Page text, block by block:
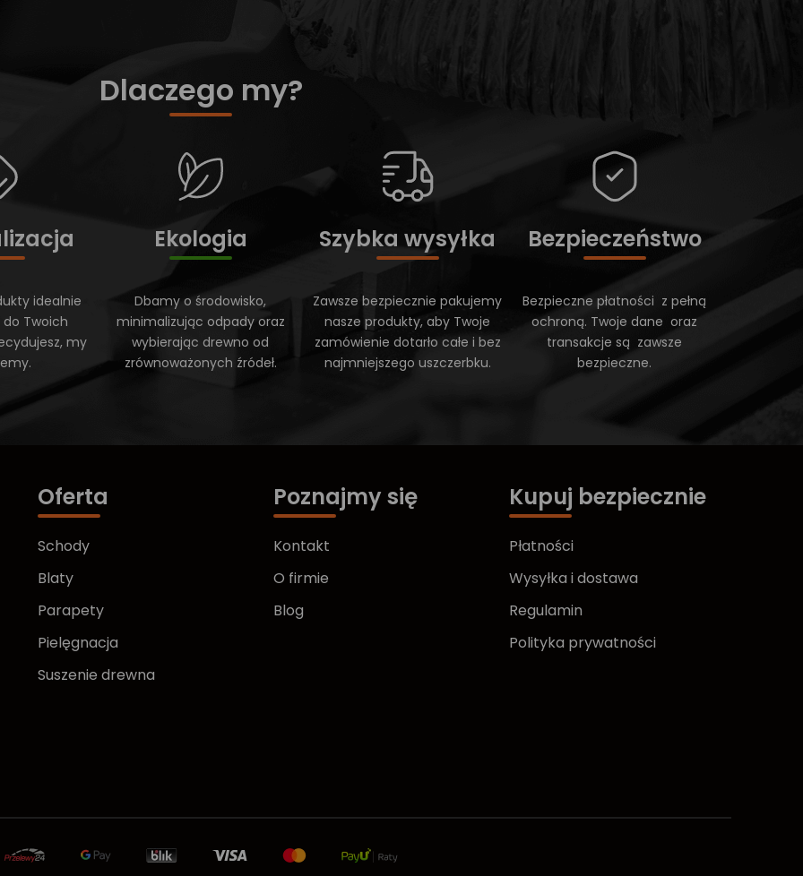
Dlaczego my?
idealnie
Twoich
my
Ekologia
Dbamy o środowisko,
minimalizując odpady oraz
wybierając drewno od
zrównoważonych źródeł.
Szybka wysyłka
Zawsze bezpiecznie pakujemy
nasze produkty, aby Twoje
zamówienie dotarło całe i bez
najmniejszego uszczerbku.
Bezpieczeństwo
Bezpieczne płatności z pełną
ochroną. Twoje dane oraz
transakcje są zawsze
bezpieczne.
Oferta
Schody
Blaty
Parapety
Pielęgnacja
Suszenie drewna
Poznajmy się
Kontakt
O firmie
Blog
Kupuj bezpiecznie
Płatności
Wysyłka i dostawa
Regulamin
Polityka prywatności